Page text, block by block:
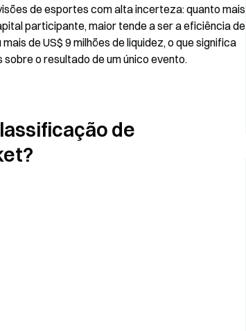
de esportes com alta incerteza: quanto mais
participante, maior tende a ser a eficiência de
de US$ 9 milhões de liquidez, o que significa
o resultado de um único evento.
de